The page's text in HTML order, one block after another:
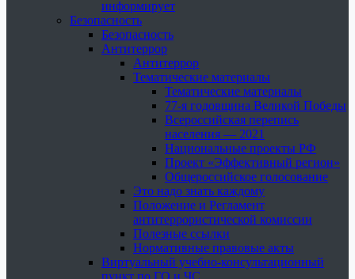
информирует
Безопасность
Безопасность
Антитеррор
Антитеррор
Тематические материалы
Тематические материалы
77-я годовщина Великой Победы
Всероссийская перепись
населения — 2021
Национальные проекты РФ
Проект «Эффективный регион»
Общероссийское голосование
Это надо знать каждому
Положение и Регламент
антитеррористической комиссии
Полезные ссылки
Нормативные правовые акты
Виртуальный учебно-консультационный
пункт по ГО и ЧС